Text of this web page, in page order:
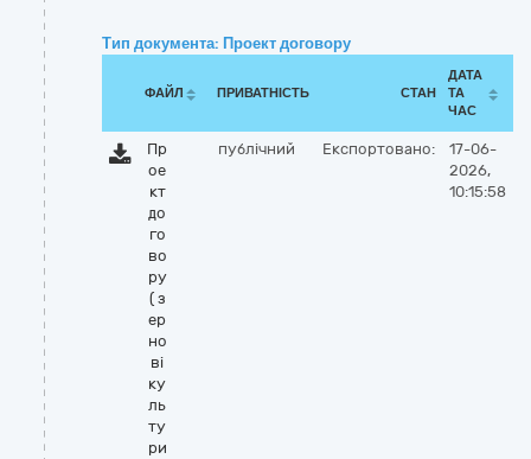
Тип документа: Проект договору
ФАЙЛ ПРИВАТНІСТЬ СТАН
ДАТА
ТА
ЧАС
Пр
ое
кт
до
го
во
ру
( з
ер
но
ві
ку
ль
ту
ри
публічний Експортовано:
17-06-
2026,
10:15:58